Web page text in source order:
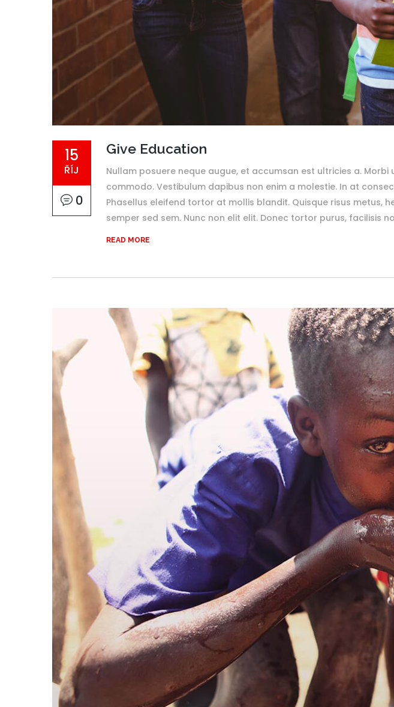
15
ŘÍJ
0
Give Education
Nullam posuere neque augue, et accumsan est ultricies a.
commodo. Vestibulum dapibus non enim a molestie. In at
Phasellus eleifend tortor at mollis blandit. Quisque risus metus,
semper sed sem. Nunc non elit elit. Donec tortor purus, facilisis
READ MORE